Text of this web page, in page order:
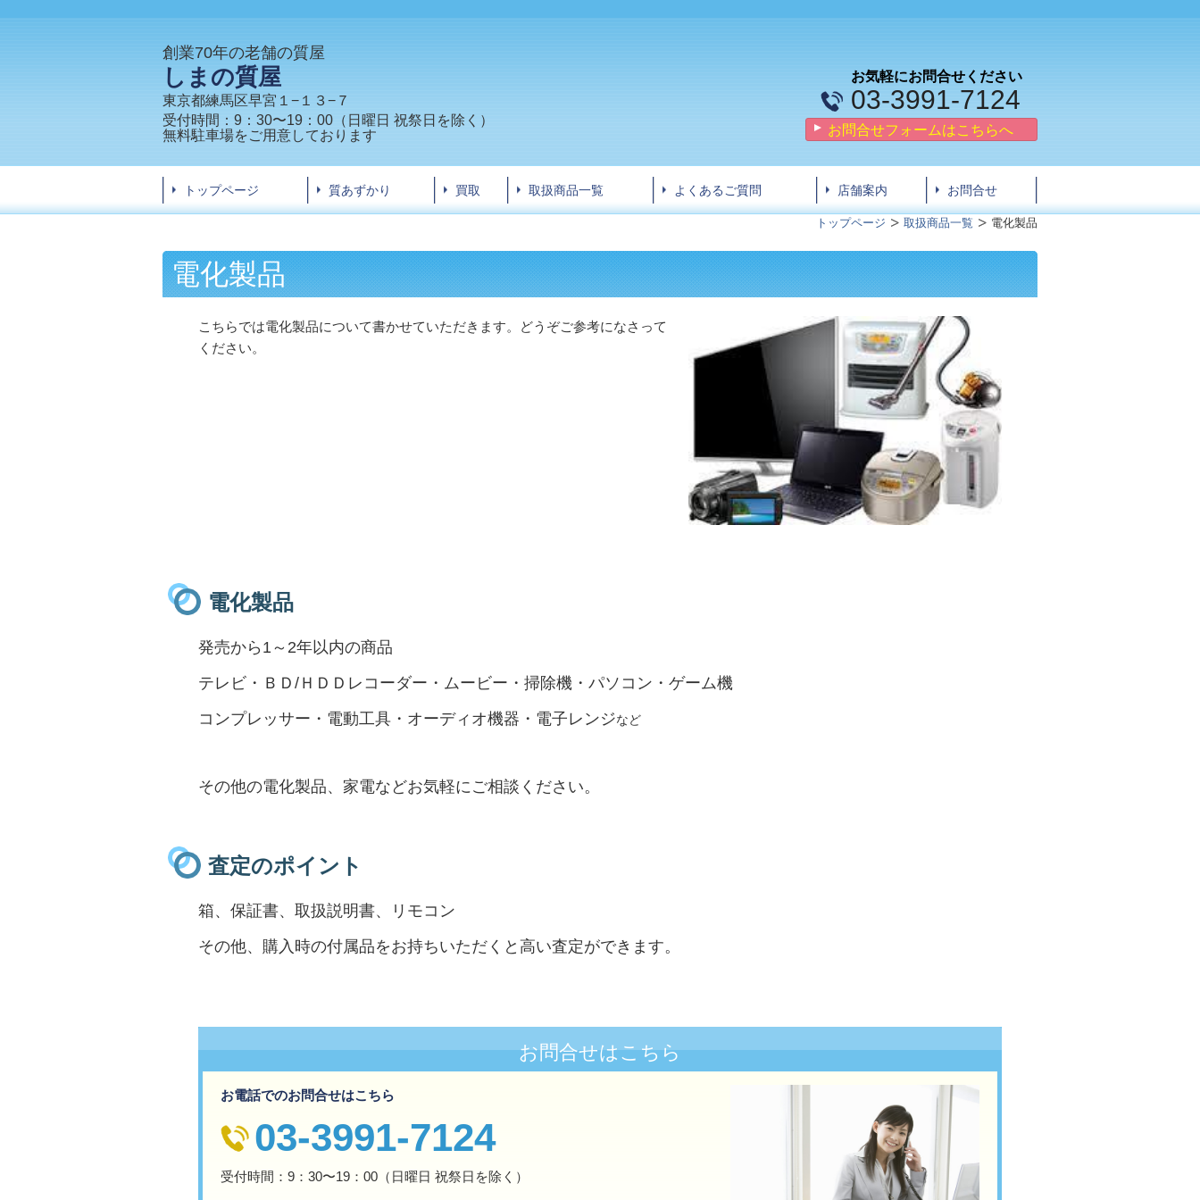
創業70年の老舗の質屋
しまの質屋
東京都練馬区早宮１−１３−７
受付時間： 9：30〜19：00 （ 日曜日 祝祭日 を除く）
無料駐車場をご用意しております
お気軽にお問合せください
03-3991-7124
お問合せフォームはこちらへ
トップページ 質あずかり 買取 取扱商品一覧 よくあるご質問 店舗案内 お問合せ
トップページ 取扱商品一覧 電化製品
電化製品
こちらでは電化製品について書かせていただきます。どうぞご参考になさって
ください。
電化製品
発売から1～2年以内の商品
テレビ・ＢＤ/ＨＤＤ レコーダー・ムービー・掃除機・パソコン・ゲーム機
コンプレッサー・電動工具・オーディオ機器・電子レンジなど
その他の電化製品、家電などお気軽にご相談ください。
査定のポイント
箱、保証書、取扱説明書、リモコン
その他、購入時の付属品をお持ちいただくと高い査定ができます。
お問合せはこちら
お電話でのお問合せはこちら
03-3991-7124
受付時間：9：30〜19：00（日曜日 祝祭日を除く）